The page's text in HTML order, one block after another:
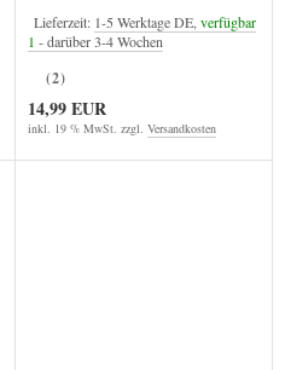
Lieferzeit: 1-5 Werktage DE, verfügbar
1 - darüber 3-4 Wochen
(2)
14,99 EUR
inkl. 19 % MwSt. zzgl. Versandkosten